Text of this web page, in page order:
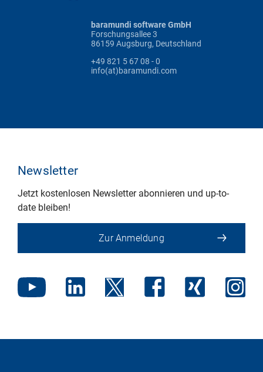
baramundi software GmbH
Forschungsallee 3
86159 Augsburg, Deutschland
+49 821 5 67 08 - 0
info(at)baramundi.com
Newsletter
Jetzt kostenlosen Newsletter abonnieren und up-to-
date bleiben!
Zur Anmeldung